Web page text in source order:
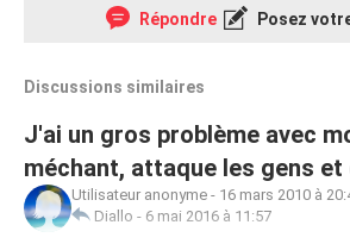
Répondre Posez
Discussions similaires
J'ai un gros problème avec
méchant, attaque les gens et
Utilisateur anonyme - 16 mars 2010 à
Diallo - 6 mai 2016 à 11:57